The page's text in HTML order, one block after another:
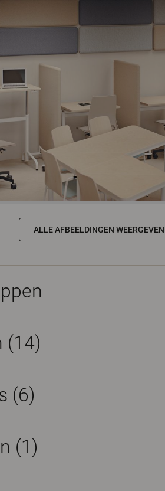
ALLE AFBEELDINGEN WEERGEVEN
(14)
(6)
(1)